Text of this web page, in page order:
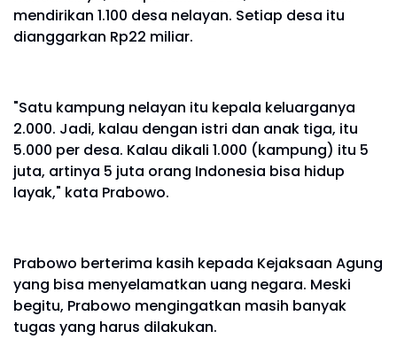
mendirikan 1.100 desa nelayan. Setiap desa itu
dianggarkan Rp22 miliar.
"Satu kampung nelayan itu kepala keluarganya
2.000. Jadi, kalau dengan istri dan anak tiga, itu
5.000 per desa. Kalau dikali 1.000 (kampung) itu 5
juta, artinya 5 juta orang Indonesia bisa hidup
layak," kata Prabowo.
Prabowo berterima kasih kepada Kejaksaan Agung
yang bisa menyelamatkan uang negara. Meski
begitu, Prabowo mengingatkan masih banyak
tugas yang harus dilakukan.